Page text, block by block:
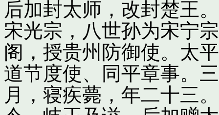
后加封太师，改封楚王
宋光宗，八世孙为宋宁
阁，授贵州防御使。太
道节度使、同平章事。
月，寝疾薨，年二十三